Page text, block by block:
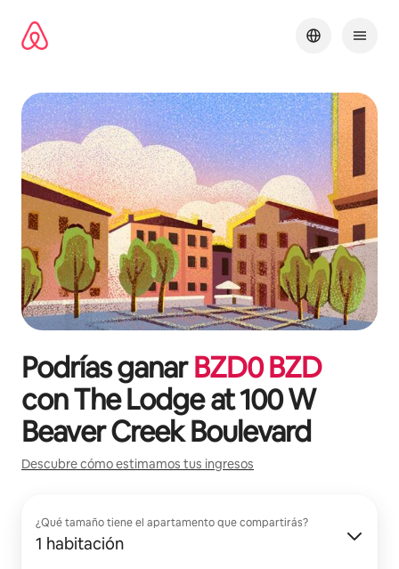
contenido
Podrías ganarBZD0BZD
conThe Lodge at 100 W
Beaver Creek Boulevard
Descubre cómo estimamos tus ingresos
¿Qué tamaño tiene el apartamento que compartirás?
1 habitación